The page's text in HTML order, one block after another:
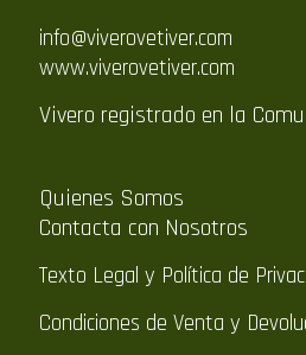
info@viverovetiver.com
www.viverovetiver.com
Vivero registrado en la
Quienes Somos
Contacta con Nosotros
Texto Legal y Política de
Condiciones de Venta y